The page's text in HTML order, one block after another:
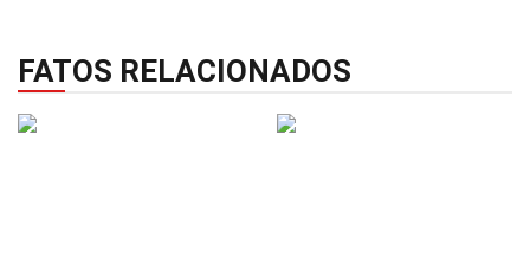
FATOS RELACIONADOS